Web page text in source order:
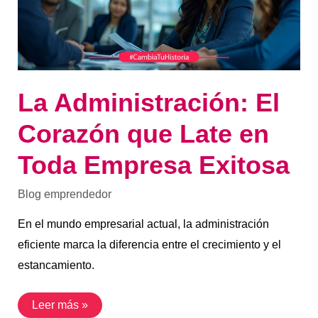
La Administración: El
Corazón que Late en
Toda Empresa Exitosa
Blog emprendedor
En el mundo empresarial actual, la administración
eficiente marca la diferencia entre el crecimiento y el
estancamiento.
Toda
Empresa
Exitosa
Leer más »